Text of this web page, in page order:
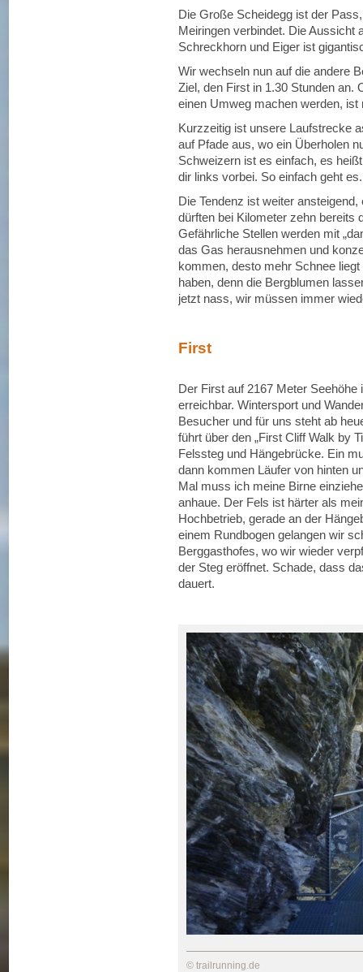
Die Große Scheidegg ist der
Meiringen verbindet. Die Aussicht
Schreckhorn und Eiger ist
Wir wechseln nun auf die andere
Ziel, den First in 1.30 Stunden an.
einen Umweg machen werden,
Kurzzeitig ist unsere Laufstrecke
auf Pfade aus, wo ein Überholen
Schweizern ist es einfach, es
dir links vorbei. So einfach geht es.
Die Tendenz ist weiter
dürften bei Kilometer zehn bereits
Gefährliche Stellen werden mit
das Gas herausnehmen und
kommen, desto mehr Schnee
haben, denn die Bergblumen
jetzt nass, wir müssen immer
First
Der First auf 2167 Meter
erreichbar. Wintersport und
Besucher und für uns steht ab
führt über den „First Cliff Walk by
Felssteg und Hängebrücke. Ein
dann kommen Läufer von hinten
Mal muss ich meine Birne
anhaue. Der Fels ist härter als
Hochbetrieb, gerade an der
einem Rundbogen gelangen wir
Berggasthofes, wo wir wieder
der Steg eröffnet. Schade, dass
dauert.
© trailrunning.de